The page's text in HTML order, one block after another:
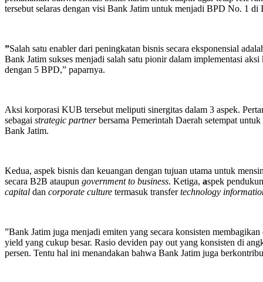
tersebut selaras dengan visi Bank Jatim untuk menjadi BPD No. 1 di
”Salah satu enabler dari peningkatan bisnis secara eksponensial
Bank Jatim sukses menjadi salah satu pionir dalam implementasi
dengan 5 BPD,” paparnya.
Aksi korporasi KUB tersebut meliputi sinergitas dalam 3 aspek.
sebagai strategic partnerbersama Pemerintah Daerah setempat
Bank Jatim.
Kedua, aspek bisnis dan keuangan dengan tujuan utama untuk
secara B2B ataupun government to business. Ketiga, aspek
capital dan corporate culture termasuk transfertechnology
”Bank Jatim juga menjadi emiten yang secara konsisten
yield yang cukup besar. Rasio deviden pay out yang konsisten di
persen. Tentu hal ini menandakan bahwa Bank Jatim juga